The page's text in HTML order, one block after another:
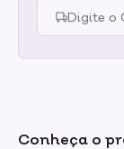
Conheça o